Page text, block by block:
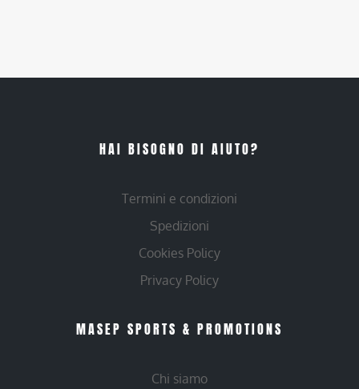
HAI BISOGNO DI AIUTO?
Termini e condizioni
Spedizioni
Cookies Policy
Privacy Policy
MASEP SPORTS & PROMOTIONS
Chi siamo